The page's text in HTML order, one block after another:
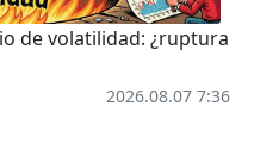
de volatilidad: ¿ruptura
2026.08.07 7:36